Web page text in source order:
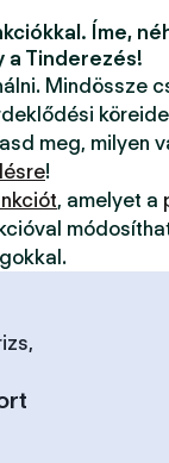
Íme,
a Tinderezés!
Mindössze
meg, milyen
!
, amelyet a